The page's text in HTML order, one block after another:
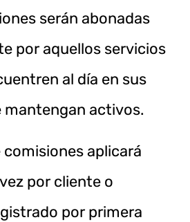
serán abonadas
por aquellos servicios
al día en sus
mantengan activos.
comisiones aplicará
por cliente o
por primera